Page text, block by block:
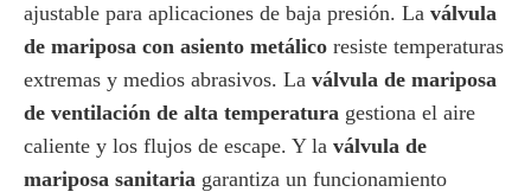
ajustable para aplicaciones de baja presión. La válvula
de mariposa con asiento metálico resiste temperaturas
extremas y medios abrasivos. La válvula de mariposa
de ventilación de alta temperatura gestiona el aire
caliente y los flujos de escape. Y la válvula de
mariposa sanitaria garantiza un funcionamiento